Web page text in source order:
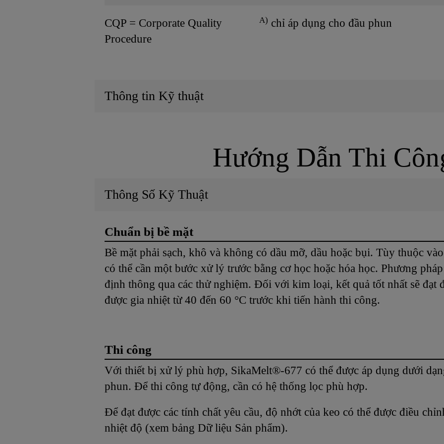
CQP = Corporate Quality
Procedure
A) chỉ áp dụng cho đầu phun
Thông tin Kỹ thuật
Hướng Dẫn Thi
Thông Số Kỹ Thuật
Chuẩn bị bề mặt
Bề mặt phải sạch, khô và không có dầu mỡ, dầu hoặc bụi. Tùy thuộc
có thể cần một bước xử lý trước bằng cơ học hoặc hóa học. Phương
định thông qua các thử nghiệm. Đối với kim loại, kết quả tốt nhất sẽ đạt
được gia nhiệt từ 40 đến 60 °C trước khi tiến hành thi công.
Thi công
Với thiết bị xử lý phù hợp, SikaMelt®-677 có thể được áp dụng dưới
phun. Để thi công tự động, cần có hệ thống lọc phù hợp.
Để đạt được các tính chất yêu cầu, độ nhớt của keo có thể được điều
nhiệt độ (xem bảng Dữ liệu Sản phẩm).